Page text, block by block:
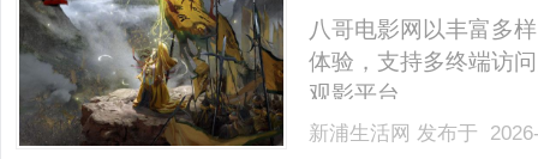
验升级方案
八哥电影网以丰富多
体验，支持多终端访
观影平台。......
新浦生活网 发布于